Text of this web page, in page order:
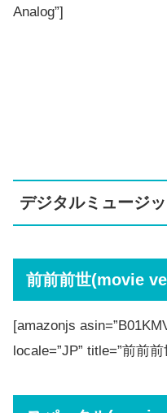
Analog”]
デジタルミュージ
前前前世(movie
[amazonjs
locale=”JP” title=”前前